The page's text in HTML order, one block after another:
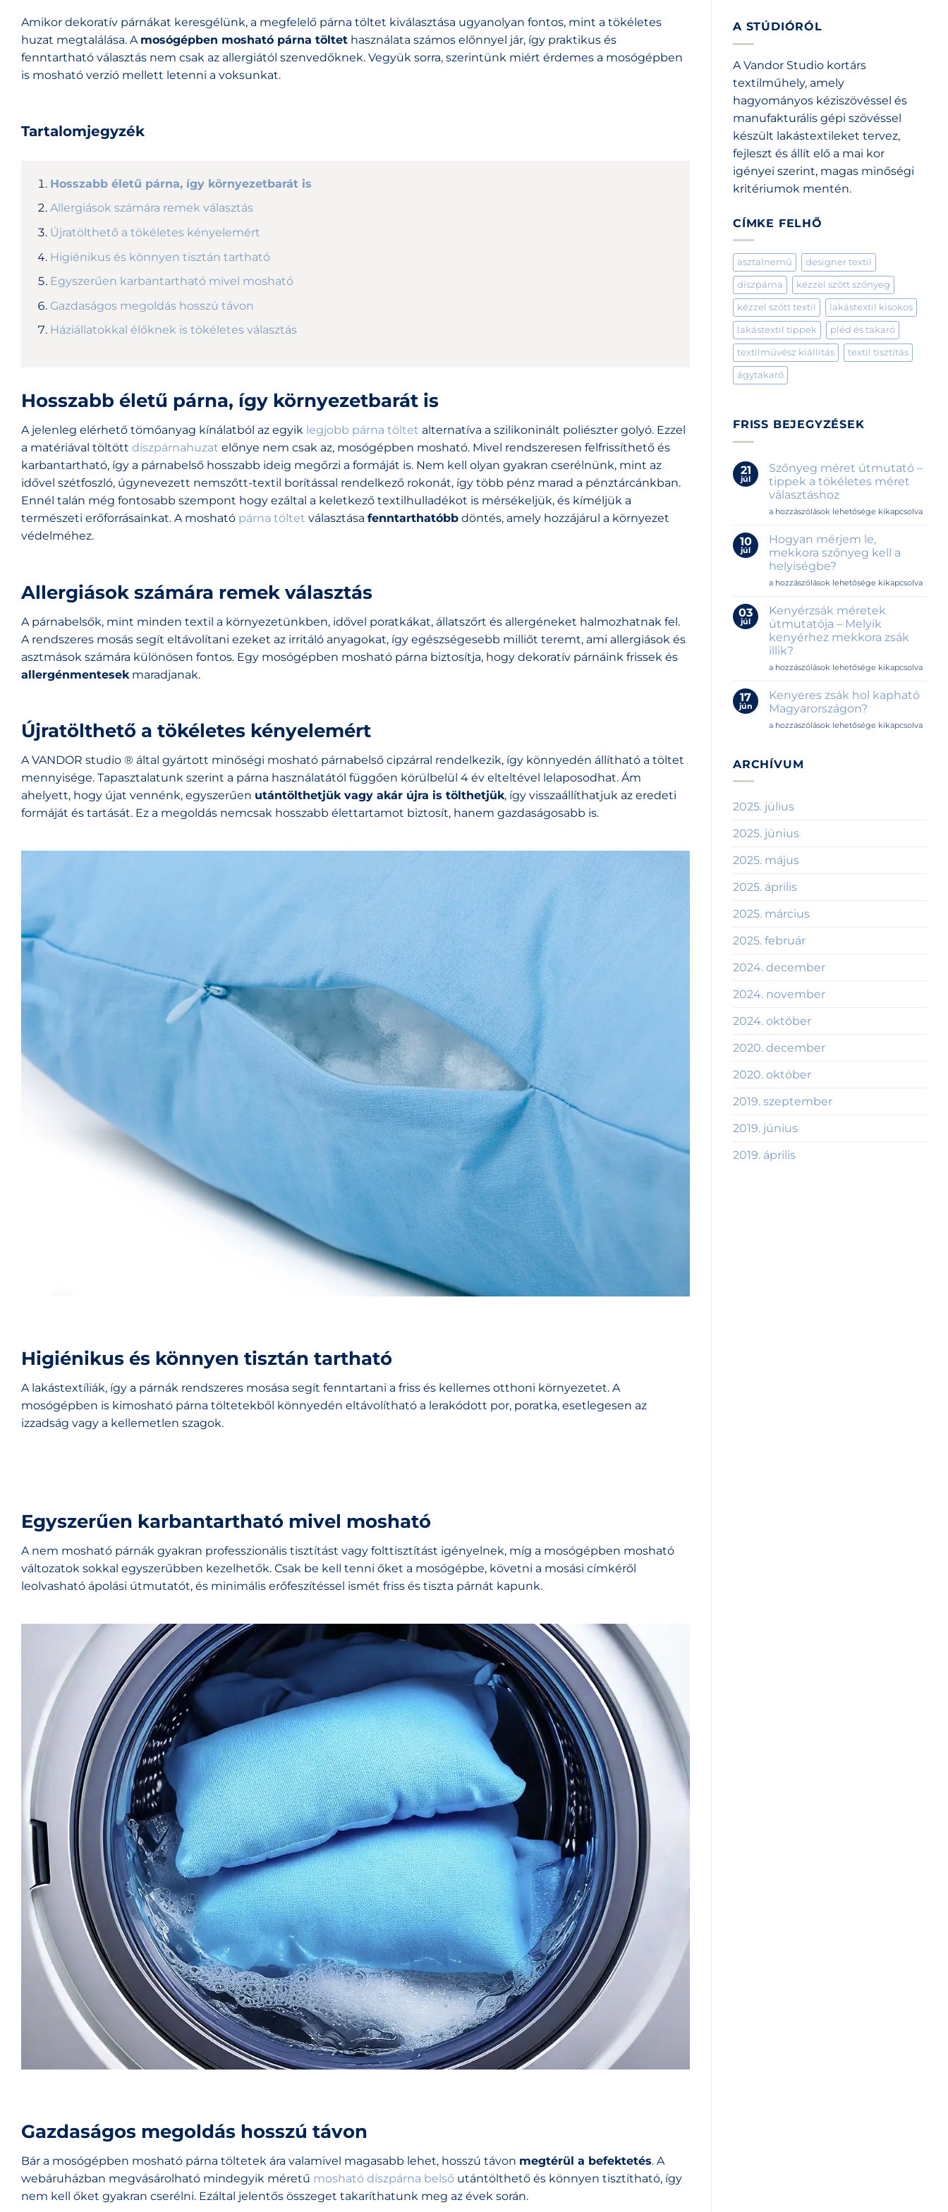
Amikor dekoratív párnákat keresgélünk, a megfelelő párna töltet kiválasztása ugyanolyan fontos, mint a tökéletes
huzat megtalálása. A mosógépben mosható párna töltet használata számos előnnyel jár, így praktikus és
fenntartható választás nem csak az allergiától szenvedőknek. Vegyük sorra, szerintünk miért érdemes a mosógépben
is mosható verzió mellett letenni a voksunkat.
Tartalomjegyzék
Hosszabb életű párna, így környezetbarát is
Allergiások számára remek választás
Újratölthető a tökéletes kényelemért
Higiénikus és könnyen tisztán tartható
Egyszerűen karbantartható mivel mosható
Gazdaságos megoldás hosszú távon
Háziállatokkal élőknek is tökéletes választás
Hosszabb életű párna, így környezetbarát is
A jelenleg elérhető tömőanyag kínálatból az egyik legjobb párna töltet alternatíva a szilikoninált poliészter golyó. Ezzel
a matériával töltött díszpárnahuzat előnye nem csak az, mosógépben mosható. Mivel rendszeresen felfrissíthető és
karbantartható, így a párnabelső hosszabb ideig megőrzi a formáját is. Nem kell olyan gyakran cserélnünk, mint az
idővel szétfoszló, úgynevezett nemszőtt-textil borítással rendelkező rokonát, így több pénz marad a pénztárcánkban.
Ennél talán még fontosabb szempont hogy ezáltal a keletkező textilhulladékot is mérsékeljük, és kíméljük a
természeti erőforrásainkat. A mosható párna töltet választása fenntarthatóbb döntés, amely hozzájárul a környezet
védelméhez.
Allergiások számára remek választás
A párnabelsők, mint minden textil a környezetünkben, idővel poratkákat, állatszőrt és allergéneket halmozhatnak fel.
A rendszeres mosás segít eltávolítani ezeket az irritáló anyagokat, így egészségesebb milliőt teremt, ami allergiások és
asztmások számára különösen fontos. Egy mosógépben mosható párna biztosítja, hogy dekoratív párnáink frissek és
allergénmentesek maradjanak.
Újratölthető a tökéletes kényelemért
A VANDOR studio ® által gyártott minőségi mosható párnabelső cipzárral rendelkezik, így könnyedén állítható a töltet
mennyisége. Tapasztalatunk szerint a párna használatától függően körülbelül 4 év elteltével lelaposodhat. Ám
ahelyett, hogy újat vennénk, egyszerűen utántölthetjük vagy akár újra is tölthetjük, így visszaállíthatjuk az eredeti
formáját és tartását. Ez a megoldás nemcsak hosszabb élettartamot biztosít, hanem gazdaságosabb is.
Higiénikus és könnyen tisztán tartható
A lakástextíliák, így a párnák rendszeres mosása segít fenntartani a friss és kellemes otthoni környezetet. A
mosógépben is kimosható párna töltetekből könnyedén eltávolítható a lerakódott por, poratka, esetlegesen az
izzadság vagy a kellemetlen szagok.
Egyszerűen karbantartható mivel mosható
A nem mosható párnák gyakran professzionális tisztítást vagy folttisztítást igényelnek, míg a mosógépben mosható
változatok sokkal egyszerűbben kezelhetők. Csak be kell tenni őket a mosógépbe, követni a mosási címkéről
leolvasható ápolási útmutatót, és minimális erőfeszítéssel ismét friss és tiszta párnát kapunk.
Gazdaságos megoldás hosszú távon
Bár a mosógépben mosható párna töltetek ára valamivel magasabb lehet, hosszú távon megtérül a befektetés. A
webáruházban megvásárolható mindegyik méretű mosható díszpárna belső utántölthető és könnyen tisztítható, így
nem kell őket gyakran cserélni. Ezáltal jelentős összeget takaríthatunk meg az évek során.
A STÚDIÓRÓL
A Vandor Studio kortárs
textilműhely, amely
hagyományos kéziszövéssel és
manufakturális gépi szövéssel
készült lakástextileket tervez,
fejleszt és állít elő a mai kor
igényei szerint, magas minőségi
kritériumok mentén.
CÍMKE FELHŐ
asztalnemű designer textil
díszpárna kézzel szőtt szőnyeg
kézzel szőtt textil lakástextil kisokos
lakástextil tippek pléd és takaró
textilművész kiállítás textil tisztítás
ágytakaró
FRISS BEJEGYZÉSEK
21
júl
Szőnyeg méret útmutató –
tippek a tökéletes méret
választáshoz
Szőnyeg
útmutató
–
tippek
a
tökéletes
választáshoz
bejegyzéshez
a hozzászólások lehetősége kikapcsolva
10
júl
Hogyan mérjem le,
mekkora szőnyeg kell a
helyiségbe?
Hogyan
le,
mekkora
szőnyeg
kell
a
helyiségbe?
a hozzászólások lehetősége kikapcsolva
03
júl
Kenyérzsák méretek
útmutatója – Melyik
kenyérhez mekkora zsák
illik?
Kenyérzsák
útmutatója
–
Melyik
kenyérhez
illik?
a hozzászólások lehetősége kikapcsolva
17
jún
Kenyeres zsák hol kapható
Magyarországon?
Kenyeres
kapható
Magyarországon?
a hozzászólások lehetősége kikapcsolva
ARCHÍVUM
2025. július
2025. június
2025. május
2025. április
2025. március
2025. február
2024. december
2024. november
2024. október
2020. december
2020. október
2019. szeptember
2019. június
2019. április